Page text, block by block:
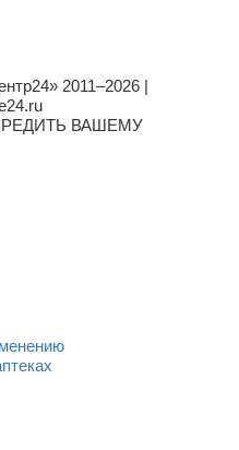
2011–2026 |
ВАШЕМУ